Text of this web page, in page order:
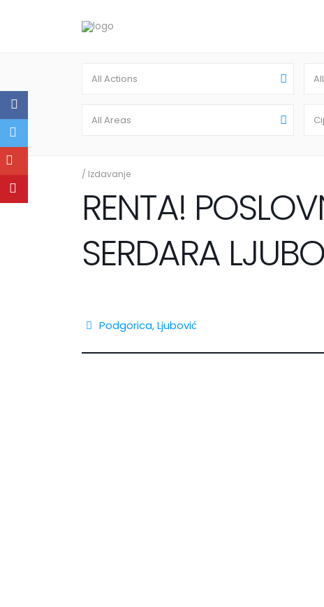
All Actions
All Areas
/ Izdavanje
RENTA!
SERDARA
Podgorica,Ljubović